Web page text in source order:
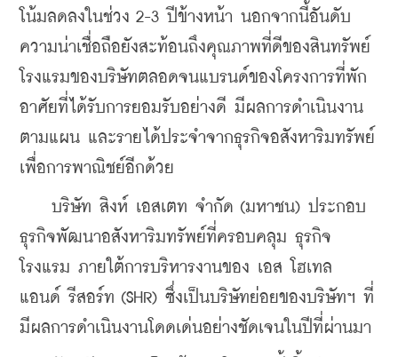
โน้มลดลงในช่วง 2-3 ปีข้างหน้า นอกจากนี้อันดับ
ความน่าเชื่อถือยังสะท้อนถึงคุณภาพที่ดีของสินทรัพย์
โรงแรมของบริษัทตลอดจนแบรนด์ของโครงการที่พัก
อาศัยที่ได้รับการยอมรับอย่างดี มีผลการดำเนินงาน
ตามแผน และรายได้ประจำจากธุรกิจอสังหาริมทรัพย์
เพื่อการพาณิชย์อีกด้วย
บริษัท สิงห์ เอสเตท จำกัด (มหาชน) ประกอบ
ธุรกิจพัฒนาอสังหาริมทรัพย์ที่ครอบคลุม ธุรกิจ
โรงแรม ภายใต้การบริหารงานของ เอส โฮเทล
แอนด์ รีสอร์ท (SHR) ซึ่งเป็นบริษัทย่อยของบริษัทฯ ที่
มีผลการดำเนินงานโดดเด่นอย่างชัดเจนในปีที่ผ่านมา